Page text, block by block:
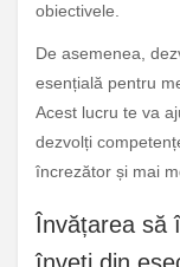
obiectivele.
De asemenea,
esențială pentru
Acest lucru te va
dezvolți
încrezător și mai
Învățarea să